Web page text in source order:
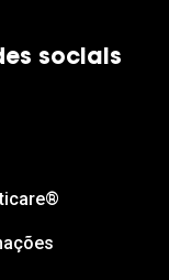
sociais